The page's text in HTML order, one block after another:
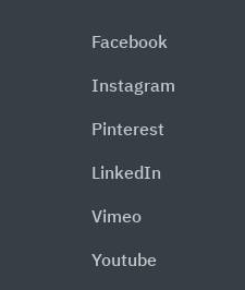
Facebook
Instagram
Pinterest
LinkedIn
Vimeo
Youtube